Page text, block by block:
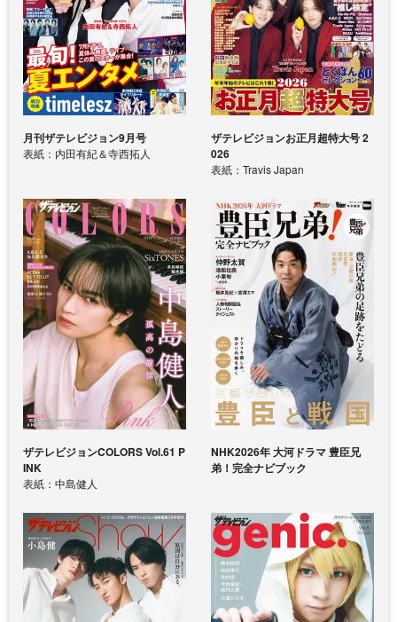
月刊ザテレビジョン9月号
表紙：内田有紀＆寺西拓人
ザテレビジョンお正月超特大号 2
026
表紙：Travis Japan
ザテレビジョンCOLORS Vol.61 P
INK
表紙：中島健人
NHK2026年 大河ドラマ 豊臣兄
弟！完全ナビブック